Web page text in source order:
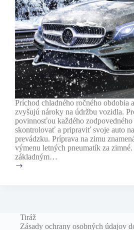
Príchod chladného ročného obdobia
zvyšujú nároky na údržbu vozidla.
povinnosťou každého
skontrolovať a pripraviť svoje auto
prevádzku. Príprava na zimu
výmenu letných pneumatík za zimné.
základným…
Príprava
Tiráž
Zásady ochrany osobných údajov